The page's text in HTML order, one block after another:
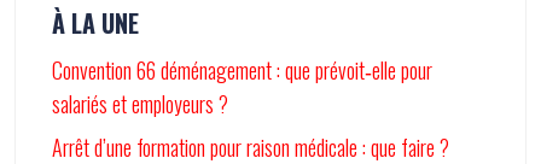
À LA UNE
Convention 66 déménagement : que prévoit‑elle pour
salariés et employeurs ?
Arrêt d’une formation pour raison médicale : que faire ?